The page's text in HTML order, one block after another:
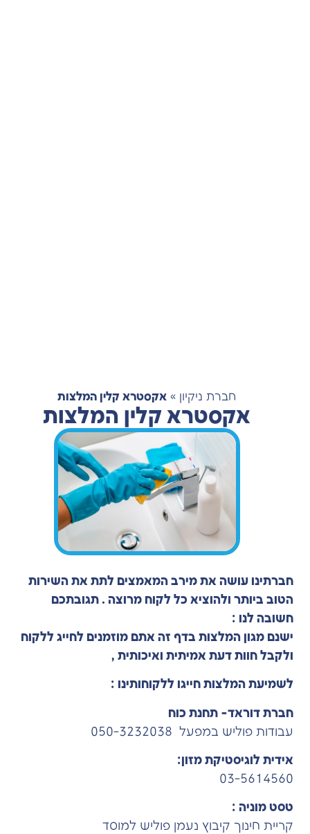
חברת ניקיון » אקסטרא קלין המלצות
אקסטרא קלין המלצות
חברתינו עושה את מירב המאמצים לתת את השירות
הטוב ביותר ולהוציא כל לקוח מרוצה . תגובתכם
חשובה לנו :
ישנם מגון המלצות בדף זה אתם מוזמנים לחייג ללקוח
ולקבל חוות דעת אמיתית ואיכותית ,
לשמיעת המלצות חייגו ללקוחותינו :
חברת דוראד- תחנת כוח
עבודות פוליש במפעל 050-3232038
אידית לוגיסטיקת מזון:
03-5614560
טסט מוניה :
קריית חינוך קיבוץ נעמן פוליש למוסד